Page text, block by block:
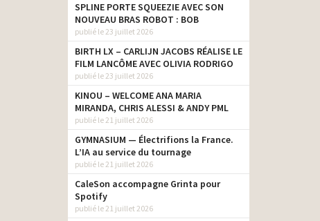
SPLINE PORTE SQUEEZIE AVEC SON
NOUVEAU BRAS ROBOT : BOB
publié le 23 juillet 2026
BIRTH LX – CARLIJN JACOBS RÉALISE LE
FILM LANCÔME AVEC OLIVIA RODRIGO
publié le 23 juillet 2026
KINOU – WELCOME ANA MARIA
MIRANDA, CHRIS ALESSI & ANDY PML
publié le 21 juillet 2026
GYMNASIUM — Électrifions la France.
L’IA au service du tournage
publié le 21 juillet 2026
CaleSon accompagne Grinta pour
Spotify
publié le 21 juillet 2026